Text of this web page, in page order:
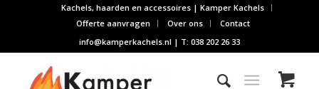
Kachels, haarden en accessoires | Kamper Kachels
Offerte aanvragen
Over ons
Contact
info@kamperkachels.nl | T: 038 202 26 33